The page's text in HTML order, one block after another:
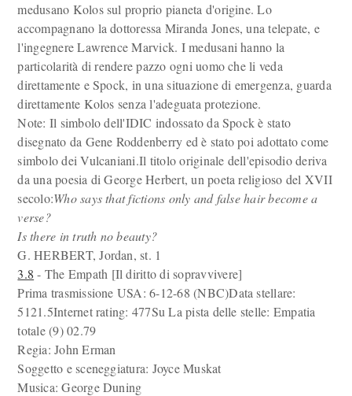
medusano Kolos sul proprio pianeta d'origine. Lo
accompagnano la dottoressa Miranda Jones, una telepate, e
l'ingegnere Lawrence Marvick. I medusani hanno la
particolarità di rendere pazzo ogni uomo che li veda
direttamente e Spock, in una situazione di emergenza, guarda
direttamente Kolos senza l'adeguata protezione.
Note: Il simbolo dell'IDIC indossato da Spock è stato
disegnato da Gene Roddenberry ed è stato poi adottato come
simbolo dei Vulcaniani.Il titolo originale dell'episodio deriva
da una poesia di George Herbert, un poeta religioso del XVII
secolo:Who says that fictions only and false hair become a
verse?
Is there in truth no beauty?
G. HERBERT, Jordan, st. 1
3.8 - The Empath [Il diritto di sopravvivere]
Prima trasmissione USA: 6-12-68 (NBC)Data stellare:
5121.5Internet rating: 477Su La pista delle stelle: Empatia
totale (9) 02.79
Regia: John Erman
Soggetto e sceneggiatura: Joyce Muskat
Musica: George Duning